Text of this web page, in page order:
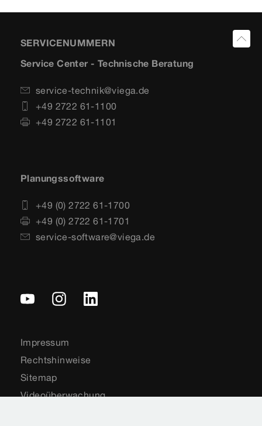
SERVICENUMMERN
Service Center - Technische Beratung
service-technik@viega.de
+49 2722 61-1100
+49 2722 61-1101
Planungssoftware
+49 (0) 2722 61-1700
+49 (0) 2722 61-1701
service-software@viega.de
Impressum
Rechtshinweise
Sitemap
Videoüberwachung